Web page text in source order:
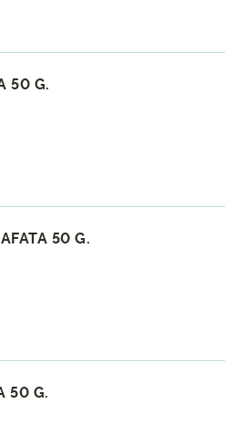
50 G.
50 G.
50 G.